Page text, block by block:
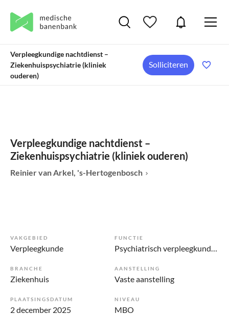
Verpleegkundige nachtdienst –
Ziekenhuispsychiatrie (kliniek
ouderen)
Solliciteren
Verpleegkundige nachtdienst –
Ziekenhuispsychiatrie (kliniek ouderen)
Reinier van Arkel, 's-Hertogenbosch
VAKGEBIED
Verpleegkunde
FUNCTIE
Psychiatrisch verpleegkundige
BRANCHE
Ziekenhuis
AANSTELLING
Vaste aanstelling
PLAATSINGSDATUM
2 december 2025
NIVEAU
MBO